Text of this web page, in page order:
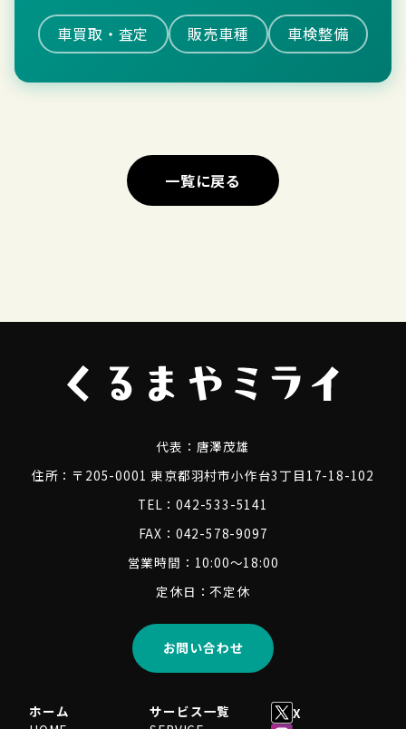
車買取・査定 販売車種 車検整備
一覧に戻る
代表： 唐澤茂雄
住所：〒205-0001 東京都羽村市小作台3丁目17-18-102
TEL：042-533-5141
FAX：042-578-9097
営業時間：10:00～18:00
定休日：不定休
お問い合わせ
ホーム
サービス一覧
X